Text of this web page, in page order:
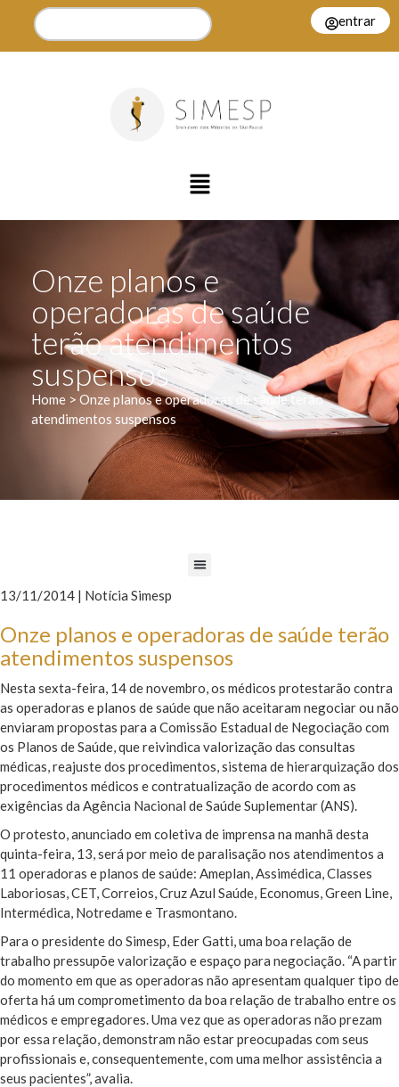
entrar
Onze planos e
operadoras de saúde
terão atendimentos
suspensos
Home > Onze planos e operadoras de saúde terão
atendimentos suspensos
13/11/2014 | Notícia Simesp
Onze planos e operadoras de saúde terão
atendimentos suspensos
Nesta sexta-feira, 14 de novembro, os médicos protestarão contra
as operadoras e planos de saúde que não aceitaram negociar ou não
enviaram propostas para a Comissão Estadual de Negociação com
os Planos de Saúde, que reivindica valorização das consultas
médicas, reajuste dos procedimentos, sistema de hierarquização dos
procedimentos médicos e contratualização de acordo com as
exigências da Agência Nacional de Saúde Suplementar (ANS).
O protesto, anunciado em coletiva de imprensa na manhã desta
quinta-feira, 13, será por meio de paralisação nos atendimentos a
11 operadoras e planos de saúde: Ameplan, Assimédica, Classes
Laboriosas, CET, Correios, Cruz Azul Saúde, Economus, Green Line,
Intermédica, Notredame e Trasmontano.
Para o presidente do Simesp, Eder Gatti, uma boa relação de
trabalho pressupõe valorização e espaço para negociação. “A partir
do momento em que as operadoras não apresentam qualquer tipo de
oferta há um comprometimento da boa relação de trabalho entre os
médicos e empregadores. Uma vez que as operadoras não prezam
por essa relação, demonstram não estar preocupadas com seus
profissionais e, consequentemente, com uma melhor assistência a
seus pacientes”, avalia.